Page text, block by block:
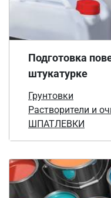
Подготовка
штукатурке
Грунтовки
Растворители и
ШПАТЛЕВКИ